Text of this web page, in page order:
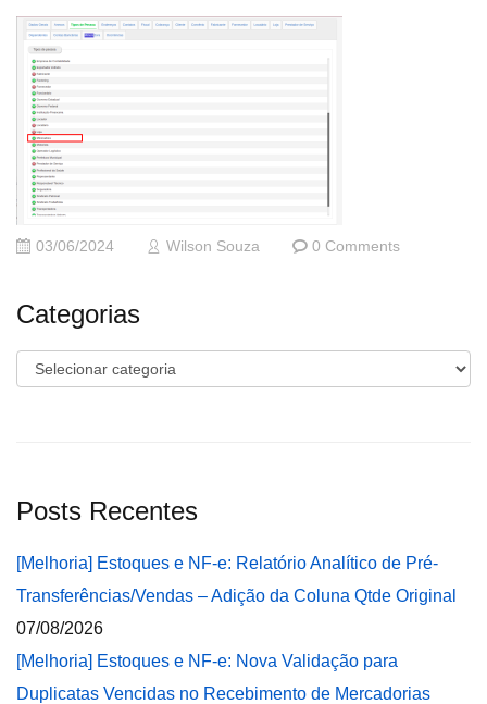
03/06/2024 Wilson Souza 0 Comments
Categorias
Categorias
Posts Recentes
[Melhoria] Estoques e NF-e: Relatório Analítico de Pré-
Transferências/Vendas – Adição da Coluna Qtde Original
07/08/2026
[Melhoria] Estoques e NF-e: Nova Validação para
Duplicatas Vencidas no Recebimento de Mercadorias